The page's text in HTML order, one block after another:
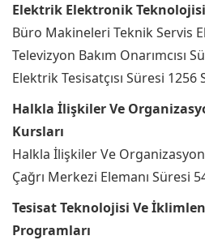
Elektrik Elektronik Teknolojisi
Büro Makineleri Teknik Servis
Televizyon Bakım Onarımcısı
Elektrik Tesisatçısı Süresi 1256
Halkla İlişkiler Ve
Kursları
Halkla İlişkiler Ve
Çağrı Merkezi Elemanı Süresi
Tesisat Teknolojisi Ve
Programları